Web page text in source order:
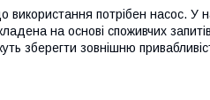
потрібен насос. У
на основі споживчих
зберегти зовнішню